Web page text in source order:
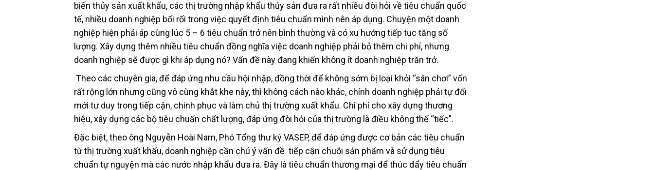
biến thủy sản xuất khẩu, các thị trường nhập khẩu thủy sản đưa ra rất nhiều đòi hỏi về tiêu chuẩn quốc
tế, nhiều doanh nghiệp bối rối trong việc quyết định tiêu chuẩn mình nên áp dụng. Chuyện một doanh
nghiệp hiện phải áp cùng lúc 5 – 6 tiêu chuẩn trở nên bình thường và có xu hướng tiếp tục tăng số
lượng. Xây dựng thêm nhiều tiêu chuẩn đồng nghĩa việc doanh nghiệp phải bỏ thêm chi phí, nhưng
doanh nghiệp sẽ được gì khi áp dụng nó? Vấn đề này đang khiến không ít doanh nghiệp trăn trở.
Theo các chuyên gia, để đáp ứng nhu cầu hội nhập, đồng thời để không sớm bị loại khỏi “sân chơi” vốn
rất rộng lớn nhưng cũng vô cùng khắt khe này, thì không cách nào khác, chính doanh nghiệp phải tự đổi
mới tư duy trong tiếp cận, chinh phục và làm chủ thị trường xuất khẩu. Chi phí cho xây dựng thương
hiệu, xây dựng các bộ tiêu chuẩn chất lượng, đáp ứng đòi hỏi của thị trường là điều không thể “tiếc”.
Đặc biệt, theo ông Nguyễn Hoài Nam, Phó Tổng thư ký VASEP, để đáp ứng được cơ bản các tiêu chuẩn
từ thị trường xuất khẩu, doanh nghiệp cần chú ý vấn đề tiếp cận chuỗi sản phẩm và sử dụng tiêu
chuẩn tự nguyện mà các nước nhập khẩu đưa ra. Đây là tiêu chuẩn thương mại để thúc đẩy tiêu chuẩn